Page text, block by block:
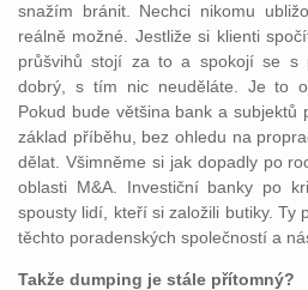
snažím bránit. Nechci nikomu
reálně možné. Jestliže si klienti
průšvihů stojí za to a spokojí se s
dobrý, s tím nic neuděláte. Je to
Pokud bude většina bank a subjektů
základ příběhu, bez ohledu na
dělat. Všimněme si jak dopadly po
oblasti M&A. Investiční banky po
spousty lidí, kteří si založili butiky. Ty
těchto poradenských společností a
Takže dumping je stále přítomný?